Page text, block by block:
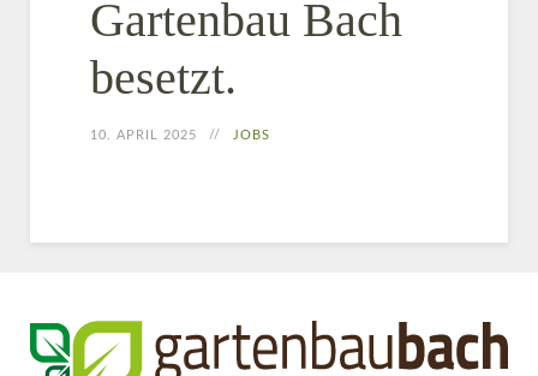
Gartenbau Bach
besetzt.
10. APRIL 2025 JOBS